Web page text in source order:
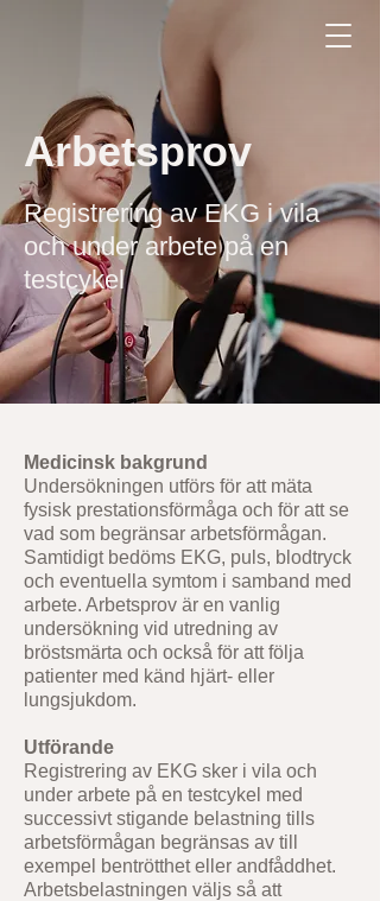
Arbetsprov
Registrering av EKG i vila
och under arbete på en
testcykel
Medicinsk bakgrund
Undersökningen utförs för att mäta
fysisk prestationsförmåga och för att se
vad som begränsar arbetsförmågan.
Samtidigt bedöms EKG, puls, blodtryck
och eventuella symtom i samband med
arbete. Arbetsprov är en vanlig
undersökning vid utredning av
bröstsmärta och också för att följa
patienter med känd hjärt- eller
lungsjukdom.
Utförande
Registrering av EKG sker i vila och
under arbete på en testcykel med
successivt stigande belastning tills
arbetsförmågan begränsas av till
exempel bentrötthet eller andfåddhet.
Arbetsbelastningen väljs så att